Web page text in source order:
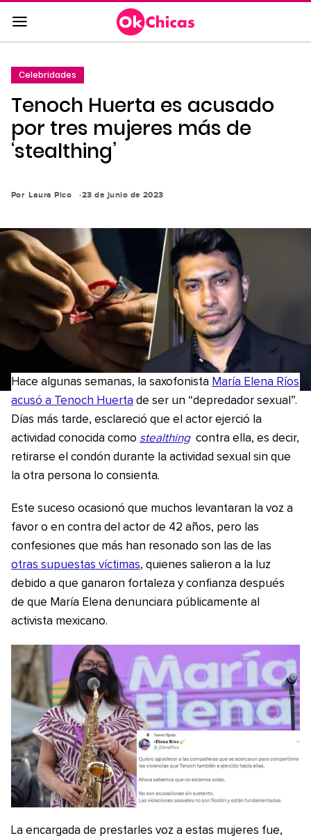
Saltar
al
contenido
la
navegación
principal
Celebridades
Tenoch Huerta es acusado
por tres mujeres más de
‘stealthing’
Por Laura Pico 23 de junio de 2023
Hace algunas semanas, la saxofonista María Elena Ríos
acusó a Tenoch Huerta de ser un “depredador sexual”.
Días más tarde, esclareció que el actor ejerció la
actividad conocida como stealthing contra ella, es decir,
retirarse el condón durante la actividad sexual sin que
la otra persona lo consienta.
Este suceso ocasionó que muchos levantaran la voz a
favor o en contra del actor de 42 años, pero las
confesiones que más han resonado son las de las
otras supuestas víctimas, quienes salieron a la luz
debido a que ganaron fortaleza y confianza después
de que María Elena denunciara públicamente al
activista mexicano.
La encargada de prestarles voz a estas mujeres fue,